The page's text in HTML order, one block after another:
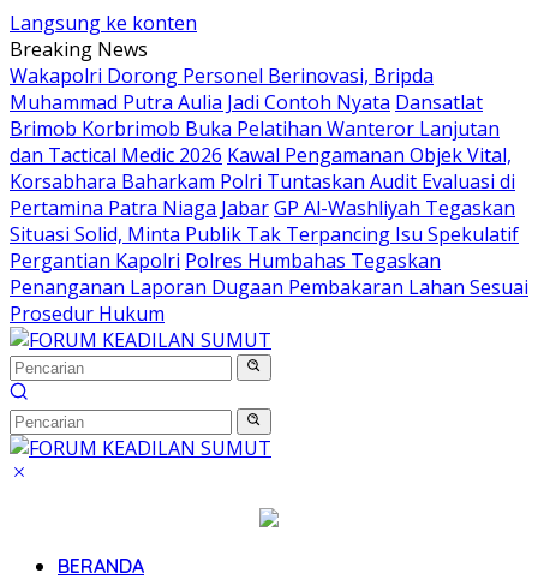
Langsung ke konten
Breaking News
Wakapolri Dorong Personel Berinovasi, Bripda
Muhammad Putra Aulia Jadi Contoh Nyata Dansatlat
Brimob Korbrimob Buka Pelatihan Wanteror Lanjutan
dan Tactical Medic 2026 Kawal Pengamanan Objek Vital,
Korsabhara Baharkam Polri Tuntaskan Audit Evaluasi di
Pertamina Patra Niaga JabarGP Al-Washliyah Tegaskan
Situasi Solid, Minta Publik Tak Terpancing Isu Spekulatif
Pergantian Kapolri Polres Humbahas Tegaskan
Penanganan Laporan Dugaan Pembakaran Lahan Sesuai
Prosedur Hukum
BERANDA